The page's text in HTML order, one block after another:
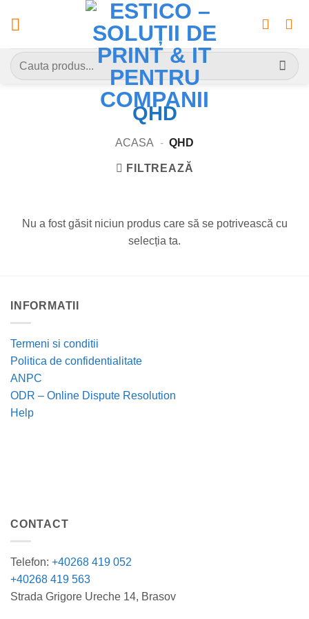
Caută
după:
QHD
ACASA - QHD
FILTREAZĂ
Nu a fost găsit niciun produs care să se potrivească cu
selecția ta.
INFORMATII
Termeni si conditii
Politica de confidentialitate
ANPC
ODR – Online Dispute Resolution
Help
CONTACT
Telefon: +40268 419 052
+40268 419 563
Strada Grigore Ureche 14, Brasov